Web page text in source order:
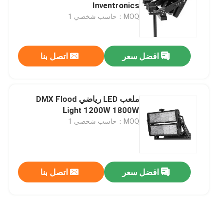
Inventronics
MOQ：حاسب شخصي 1
افضل سعر اتصل بنا
ملعب LED رياضي DMX Flood
Light 1200W 1800W
MOQ：حاسب شخصي 1
افضل سعر اتصل بنا